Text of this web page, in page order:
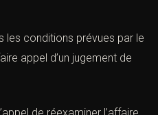
ACI)
les conditions prévues par